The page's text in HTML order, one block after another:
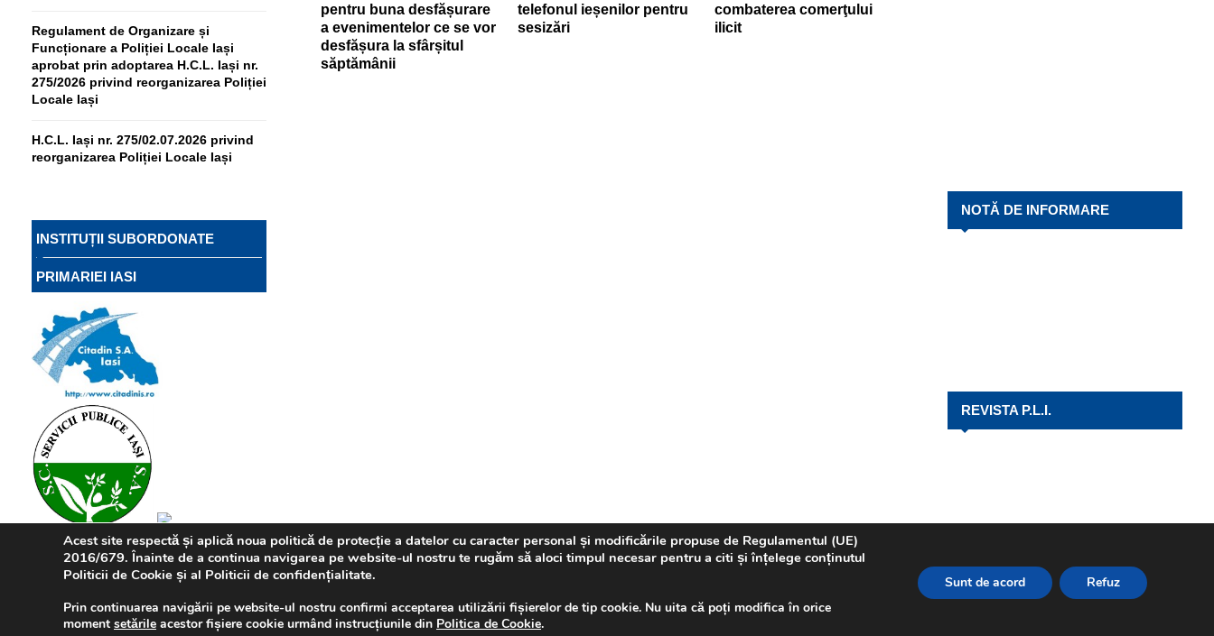
pentru buna desfășurare
a evenimentelor ce se vor
desfășura la sfârșitul
săptămânii
telefonul ieșenilor pentru
sesizări
combaterea comerţului
ilicit
Regulament de Organizare și
Funcționare a Poliției Locale Iași
aprobat prin adoptarea H.C.L. Iași nr.
275/2026 privind reorganizarea Poliției
Locale Iași
H.C.L. Iași nr. 275/02.07.2026 privind
reorganizarea Poliției Locale Iași
INSTITUȚII SUBORDONATE
PRIMARIEI IASI
NOTĂ DE INFORMARE
REVISTA P.L.I.
@2022 - Drepturi de autor rezervate Politia Locala Iasi
Acest site respectă și aplică noua politică de protecție a datelor cu caracter personal și modificările propuse de Regulamentul (UE)
2016/679. Înainte de a continua navigarea pe website-ul nostru te rugăm să aloci timpul necesar pentru a citi și înțelege conținutul
Politicii de Cookie și al Politicii de confidențialitate.
Prin continuarea navigării pe website-ul nostru confirmi acceptarea utilizării fișierelor de tip cookie. Nu uita că poți modifica în orice
moment setările acestor fișiere cookie urmând instrucțiunile din Politica de Cookie.
Sunt de acord Refuz